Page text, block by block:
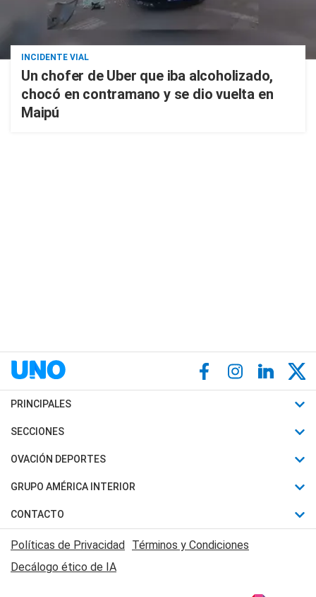
INCIDENTE VIAL
Un chofer de Uber que iba alcoholizado,
chocó en contramano y se dio vuelta en
Maipú
PRINCIPALES
Últimas Noticias
Política
Judiciales
Economia
SECCIONES
Horóscopo
Motores
Trucos caseros
Series y Películas
Edictos y Solicitadas
OVACIÓN DEPORTES
Fútbol
Mundial
Automovilismo
Rugby
GRUPO AMÉRICA INTERIOR
Canal 7 en Vivo
CONTACTO
Acerca de Nosotros
Contactanos
Políticas de Privacidad Términos y Condiciones
Decálogo ético de IA